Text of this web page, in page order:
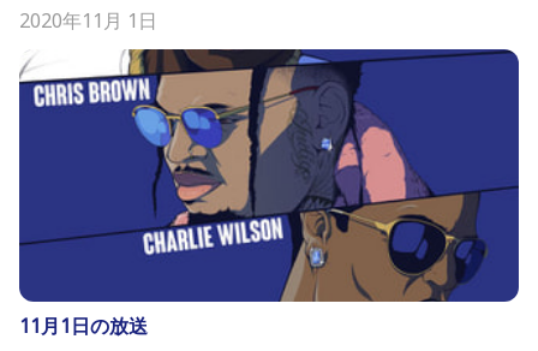
2020年11月 1日
11月1日の放送